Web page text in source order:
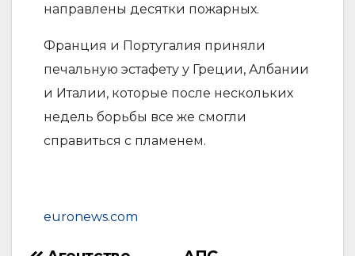
направлены десятки пожарных.
Франция и Португалия приняли
печальную эстафету у Греции, Албании
и Италии, которые после нескольких
недель борьбы все же смогли
справиться с пламенем.
euronews.com